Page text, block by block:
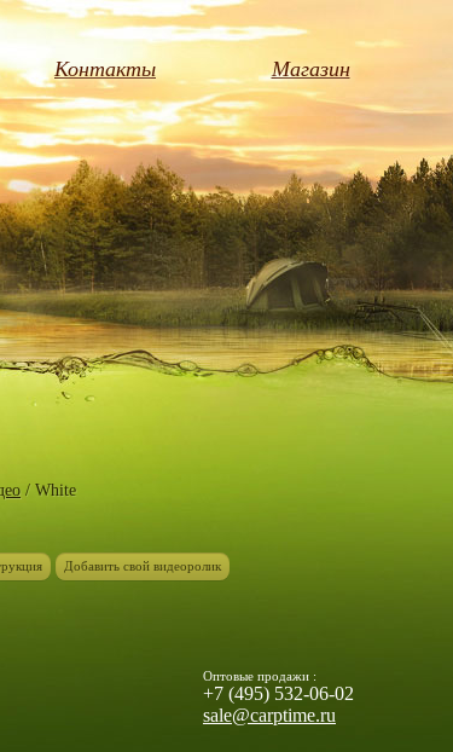
Контакты Магазин
/ White
Добавить свой видеоролик
Оптовые продажи :
+7 (495) 532-06-02
sale@carptime.ru